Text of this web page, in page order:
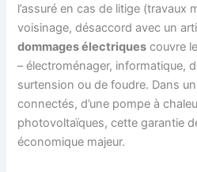
l’assuré en cas de litige (travaux
voisinage, désaccord avec un
dommages électriques couvre
– électroménager, informatique,
surtension ou de foudre. Dans
connectés, d’une pompe à
photovoltaïques, cette garantie
économique majeur.